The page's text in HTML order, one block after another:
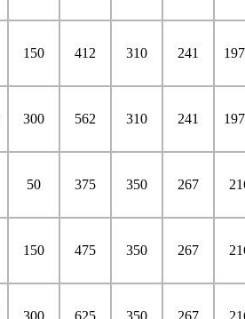
150 412 310 241
300 562 310 241
50 375 350 267
150 475 350 267
300 625 350 267